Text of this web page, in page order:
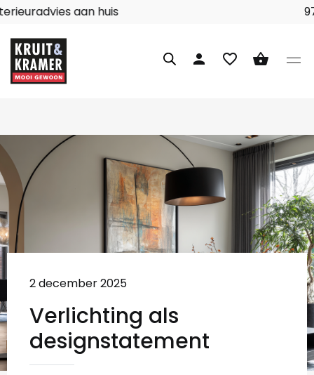
Interieuradvies aan huis
person favorite_border shopping_basket
2 december 2025
Verlichting als
designstatement